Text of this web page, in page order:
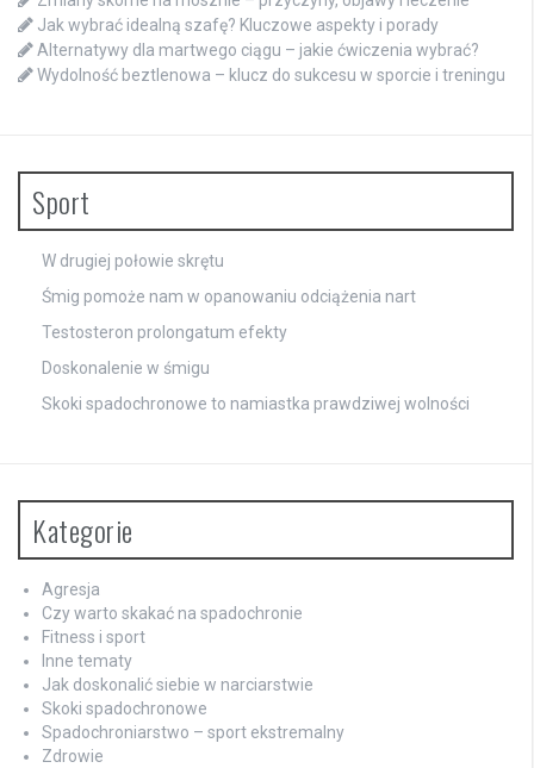
Jak wybrać idealną szafę? Kluczowe aspekty i porady
Alternatywy dla martwego ciągu – jakie ćwiczenia wybrać?
Wydolność beztlenowa – klucz do sukcesu w sporcie i treningu
Sport
W drugiej połowie skrętu
Śmig pomoże nam w opanowaniu odciążenia nart
Testosteron prolongatum efekty
Doskonalenie w śmigu
Skoki spadochronowe to namiastka prawdziwej wolności
Kategorie
Agresja
Czy warto skakać na spadochronie
Fitness i sport
Inne tematy
Jak doskonalić siebie w narciarstwie
Skoki spadochronowe
Spadochroniarstwo – sport ekstremalny
Zdrowie